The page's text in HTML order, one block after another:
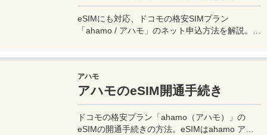
eSIMにも対応、ドコモの格安SIMプラン
「ahamo / アハモ」のネット申込方法を解説。
アハモ
アハモのeSIM開通手続き
ドコモの格安プラン「ahamo（アハモ）」の
eSIMの開通手続きの方法。eSIMはahamo アハ